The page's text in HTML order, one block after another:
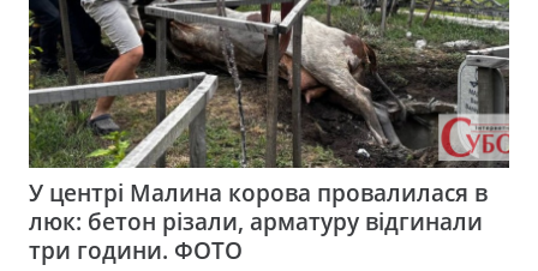
У центрі Малина корова провалилася в
люк: бетон різали, арматуру відгинали
три години. ФОТО